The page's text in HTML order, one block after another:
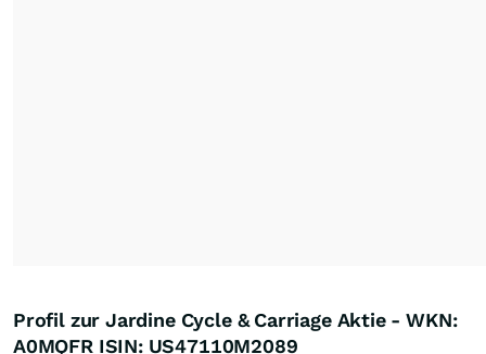
Profil zur Jardine Cycle & Carriage Aktie - WKN:
A0MQFR ISIN: US47110M2089